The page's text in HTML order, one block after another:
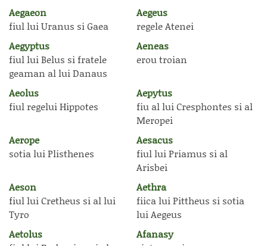
Aegaeon
fiul lui Uranus si Gaea
Aegeus
regele Atenei
Aegyptus
fiul lui Belus si fratele
geaman al lui Danaus
Aeneas
erou troian
Aeolus
fiul regelui Hippotes
Aepytus
fiu al lui Cresphontes si al
Meropei
Aerope
sotia lui Plisthenes
Aesacus
fiul lui Priamus si al
Arisbei
Aeson
fiul lui Cretheus si al lui
Tyro
Aethra
fiica lui Pittheus si sotia
lui Aegeus
Aetolus
Afanasy